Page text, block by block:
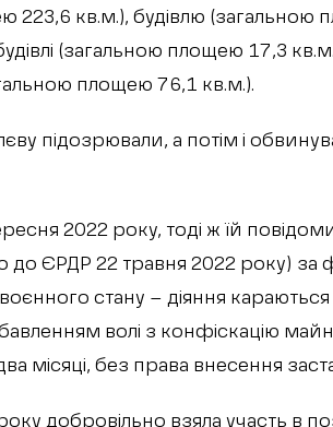
223,6 кв.м.), будівлю (загальною
(загальною площею 17,3
площею 76,1 кв.м.).
підозрювали, а потім і
2022 року, тоді ж їй
ЄРДР 22 травня 2022 року) за
стану – діяння
волі з конфіскацію
місяці, без права внесення
добровільно взяла участь в